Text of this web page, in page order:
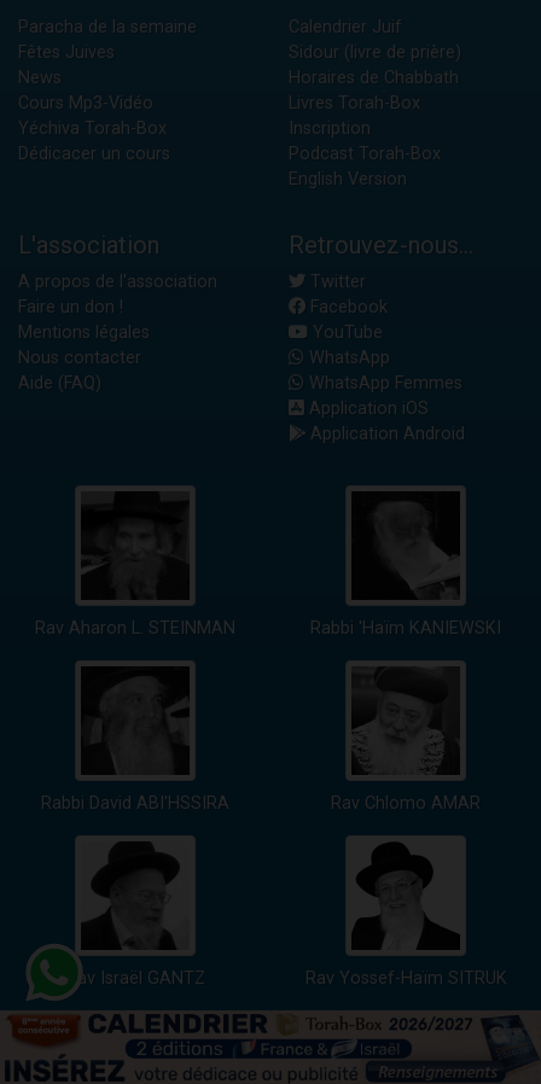
Paracha de la semaine
Fêtes Juives
News
Cours Mp3-Vidéo
Yéchiva Torah-Box
Dédicacer un cours
Calendrier Juif
Sidour (livre de prière)
Horaires de Chabbath
Livres Torah-Box
Inscription
Podcast Torah-Box
English Version
L'association
A propos de l'association
Faire un don !
Mentions légales
Nous contacter
Aide (FAQ)
Retrouvez-nous...
Twitter
Facebook
YouTube
WhatsApp
WhatsApp Femmes
Application iOS
Application Android
Rav Aharon L. STEINMAN Rabbi 'Haïm KANIEWSKI
Rabbi David ABI'HSSIRA Rav Chlomo AMAR
Rav Israël GANTZ Rav Yossef-Haïm SITRUK